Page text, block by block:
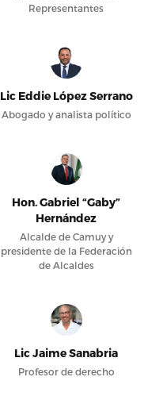
Representantes
Lic Eddie López Serrano
Abogado y analista político
Hon. Gabriel “Gaby”
Hernández
Alcalde de Camuy y
presidente de la Federación
de Alcaldes
Lic Jaime Sanabria
Profesor de derecho